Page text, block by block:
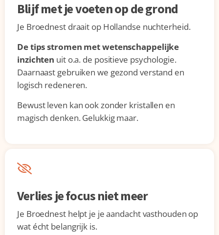
Blijf met je voeten op de grond
Je Broednest draait op Hollandse nuchterheid.
De tips stromen met wetenschappelijke
inzichten uit o.a. de positieve psychologie.
Daarnaast gebruiken we gezond verstand en
logisch redeneren.
Bewust leven kan ook zonder kristallen en
magisch denken. Gelukkig maar.
Verlies je focus niet meer
Je Broednest helpt je je aandacht vasthouden op
wat écht belangrijk is.